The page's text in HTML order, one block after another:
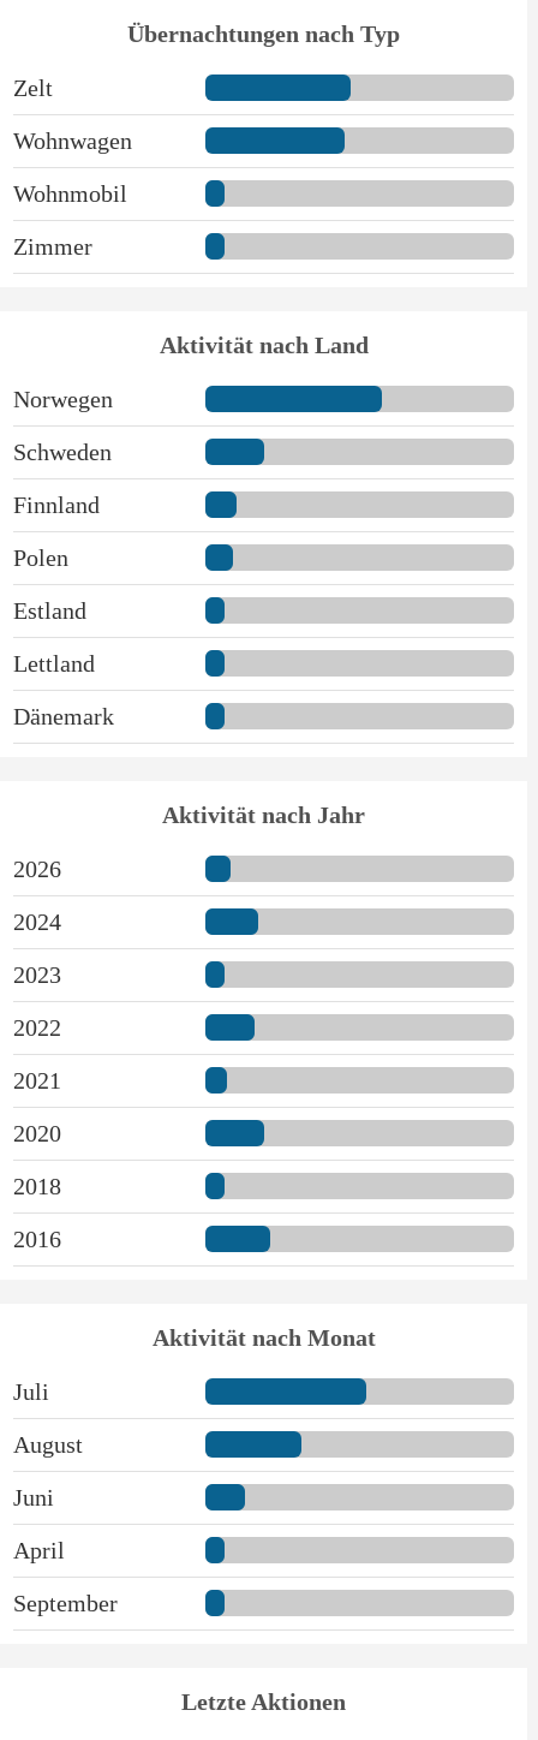
Übernachtungen nach Typ
Zelt
Wohnwagen
Wohnmobil
Zimmer
Aktivität nach Land
Norwegen
Schweden
Finnland
Polen
Estland
Lettland
Dänemark
Aktivität nach Jahr
2026
2024
2023
2022
2021
2020
2018
2016
Aktivität nach Monat
Juli
August
Juni
April
September
Letzte Aktionen